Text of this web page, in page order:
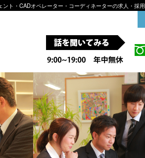
ト・CADオペレーター・コーディネーターの求人・採用